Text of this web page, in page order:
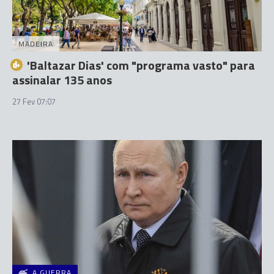
MADEIRA
'Baltazar Dias' com "programa vasto" para
assinalar 135 anos
27 Fev 07:07